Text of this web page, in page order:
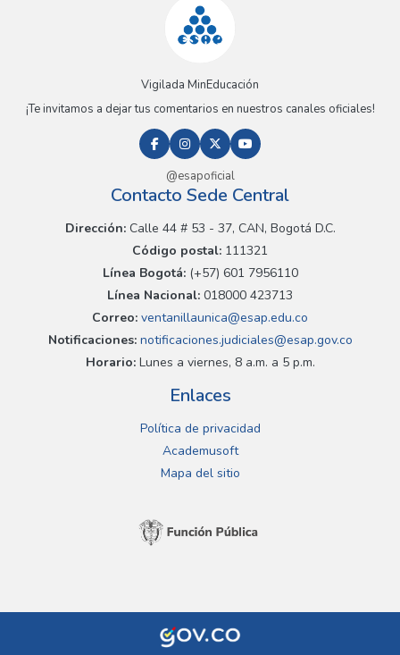
Vigilada MinEducación
¡Te invitamos a dejar tus comentarios en nuestros canales oficiales!
@esapoficial
Contacto Sede Central
Dirección:Calle 44 # 53 - 37, CAN, Bogotá D.C.
Código postal: 111321
Línea Bogotá:(+57) 601 7956110
Línea Nacional: 018000 423713
Correo: ventanillaunica@esap.edu.co
Notificaciones:notificaciones.judiciales@esap.gov.co
Horario:Lunes a viernes, 8 a.m. a 5 p.m.
Enlaces
Política de privacidad
Academusoft
Mapa del sitio